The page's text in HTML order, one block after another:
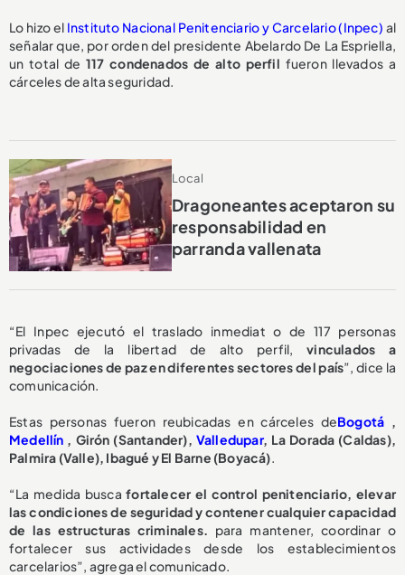
Lo hizo el Instituto Nacional Penitenciario y Carcelario (Inpec) al
señalar que, por orden del presidente Abelardo De La Espriella,
un total de 117 condenados de alto perfil fueron llevados a
cárceles de alta seguridad.
Local
Dragoneantes aceptaron su
responsabilidad en
parranda vallenata
“El Inpec ejecutó el traslado inmediat o de 117 personas
privadas de la libertad de alto perfil,vinculados a
negociaciones de paz en diferentes sectores del país”, dice la
comunicación.
Estas personas fueron reubicadas en cárceles deBogotá
Medellín , Girón (Santander), Valledupar, La Dorada (Caldas),
Palmira (Valle), Ibagué y El Barne (Boyacá)
“La medida buscafortalecer el control penitenciario, elevar
las condiciones de seguridad y contener cualquier capacidad
de las estructuras criminales.
para mantener, coordinar o
fortalecer sus actividades desde los establecimientos
carcelarios”, agrega el comunicado.